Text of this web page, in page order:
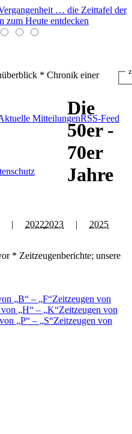
… die Zeittafel der
Heute entdecken
* Chronik einer
MitteilungenRSS-Feed
| 20222023 | 2025
* Zeitzeugenberichte; unsere
B – F Zeitzeugen von
H – K Zeitzeugen von
P – S Zeitzeugen von
Die
50er -
70er
Jahre